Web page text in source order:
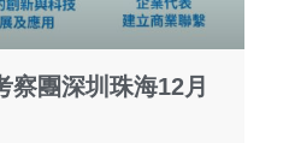
團深圳珠海12月